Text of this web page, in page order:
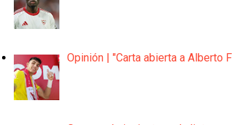
Opinión | "Carta abierta a Alberto